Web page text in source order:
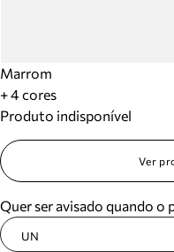
Marrom
+ 4 cores
Produto indisponível
Ver
Quer ser avisado quando
UN